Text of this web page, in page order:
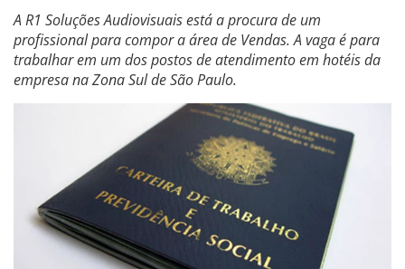
A R1 Soluções Audiovisuais está a procura de um
profissional para compor a área de Vendas. A vaga é para
trabalhar em um dos postos de atendimento em hotéis da
empresa na Zona Sul de São Paulo.